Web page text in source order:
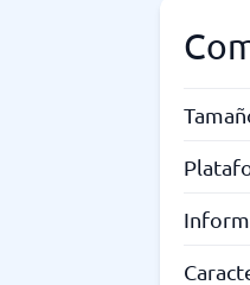
¿No estás